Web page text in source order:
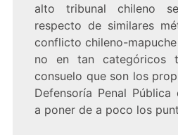
alto tribunal chileno
respecto de similares
conflicto chileno-
no en tan categóricos
consuelo que son los
Defensoría Penal Pública
a poner de a poco los